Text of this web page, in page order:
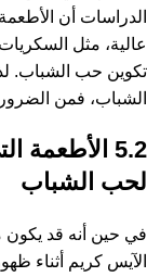
الدراسات أن
عالية، مثل
تكوين حب الشباب.
الشباب، فمن
5.2
لحب الشباب
في حين أنه قد
الآيس كريم أثناء